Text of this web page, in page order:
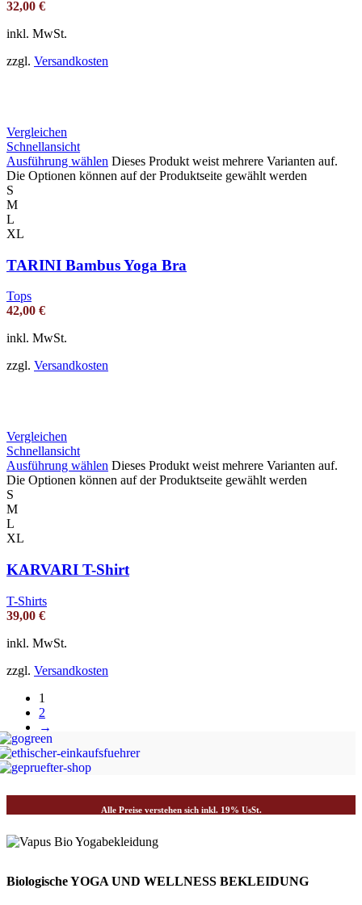
32,00 €
inkl. MwSt.
zzgl. Versandkosten
Vergleichen
Schnellansicht
Ausführung wählen Dieses Produkt weist mehrere Varianten auf.
Die Optionen können auf der Produktseite gewählt werden
S
M
L
XL
TARINI Bambus Yoga Bra
Tops
42,00 €
inkl. MwSt.
zzgl. Versandkosten
Vergleichen
Schnellansicht
Ausführung wählen Dieses Produkt weist mehrere Varianten auf.
Die Optionen können auf der Produktseite gewählt werden
S
M
L
XL
KARVARI T-Shirt
T-Shirts
39,00 €
inkl. MwSt.
zzgl. Versandkosten
1
2
→
Alle Preise verstehen sich inkl. 19% UsSt.
Biologische YOGA UND WELLNESS BEKLEIDUNG